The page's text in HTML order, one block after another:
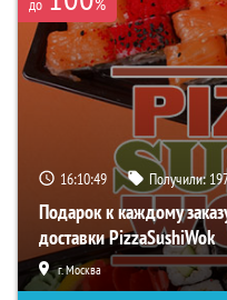
до
16:10:48 Получили:
Подарок к каждому
доставки PizzaSushiWok
г. Москва